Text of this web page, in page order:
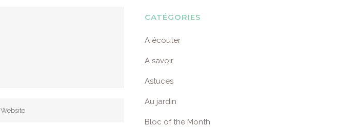
CATÉGORIES
A écouter
A savoir
Astuces
Au jardin
Bloc of the Month